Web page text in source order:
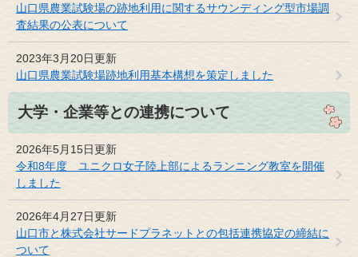
山口県農業試験場の跡地利用に関するサウンディング型市場調
査結果の公表について
2023年3月20日更新
山口県農業試験場跡地利用基本構想を策定しました
大学・企業等との連携について
2026年5月15日更新
令和8年度 ユニクロ女子陸上部によるランニング教室を開催
しました
2026年4月27日更新
山口市と株式会社サードプラネットとの包括連携協定の締結に
ついて